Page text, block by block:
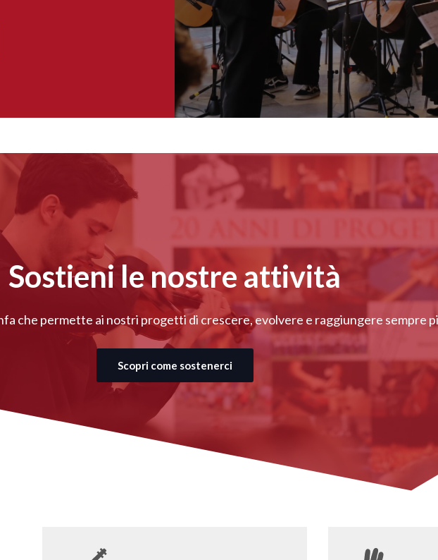
Sostieni le nostre attività
che permette ai nostri progetti di crescere, evolvere e raggiungere sempre
Scopri come sostenerci